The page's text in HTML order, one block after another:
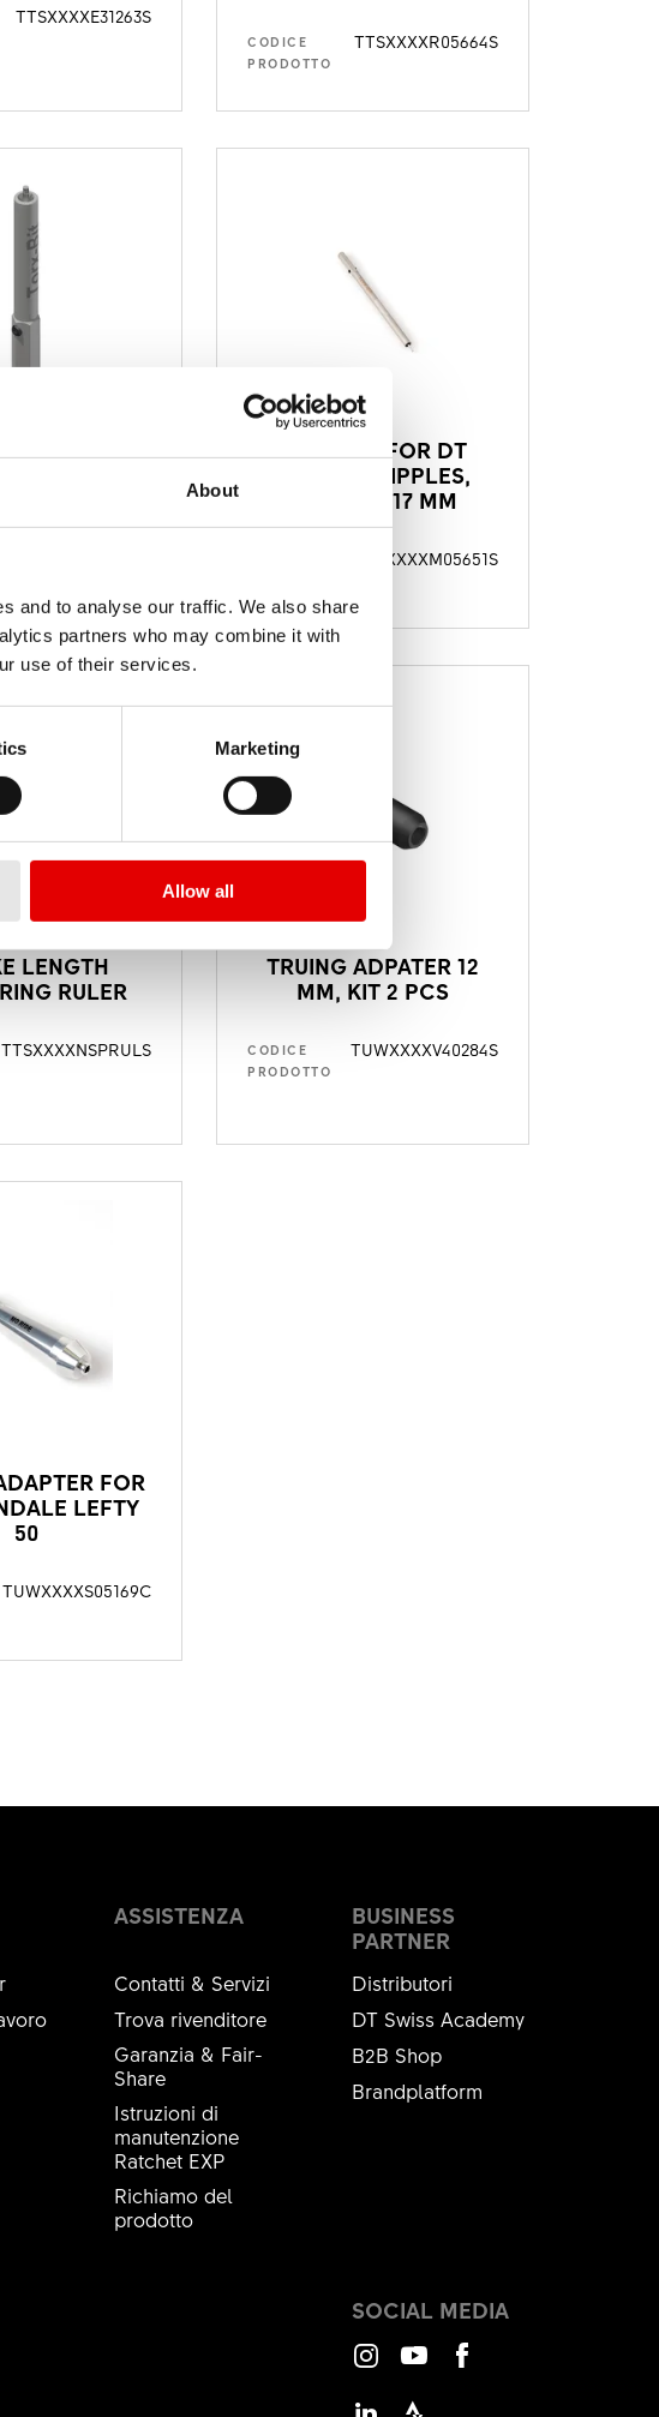
About
and to analyse our traffic. We also share
partners who may combine it with
use of their services.
Marketing
Allow all
TTSXXXXE31263S
CODICE
PRODOTTO
TTSXXXXR05664S
TORX BIT FOR DT
SQUORX NIPPLES,
LENGHT 117 MM
TTKXXXXM05651S
LENGTH
RULER
TTSXXXXNSPRULS
TRUING ADPATER 12
MM, KIT 2 PCS
CODICE
PRODOTTO
TUWXXXXV40284S
FOR
LEFTY
50
TUWXXXXS05169C
ASSISTENZA
Contatti & Servizi
Trova rivenditore
Garanzia & Fair-
Share
Istruzioni di
manutenzione
Ratchet EXP
Richiamo del
prodotto
BUSINESS
PARTNER
Distributori
DT Swiss Academy
B2B Shop
Brandplatform
SOCIAL MEDIA